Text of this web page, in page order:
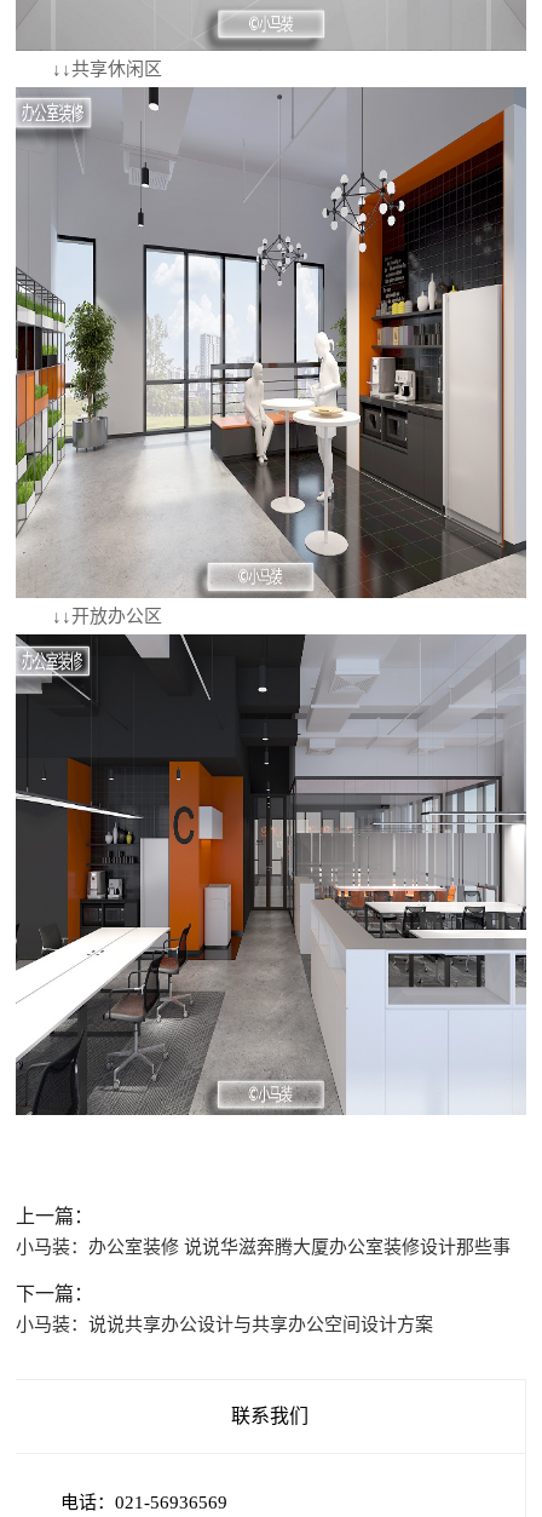
↓↓共享休闲区
↓↓开放办公区
上一篇：
小马装：办公室装修 说说华滋奔腾大厦办公室装修设计那些事
下一篇：
小马装：说说共享办公设计与共享办公空间设计方案
联系我们
电话：021-56936569